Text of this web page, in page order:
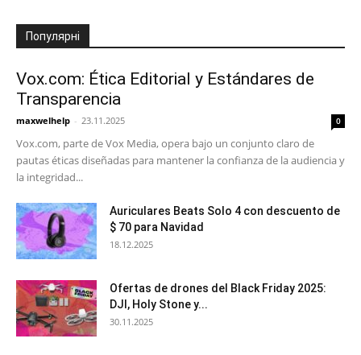
Популярні
Vox.com: Ética Editorial y Estándares de
Transparencia
maxwelhelp - 23.11.2025 0
Vox.com, parte de Vox Media, opera bajo un conjunto claro de
pautas éticas diseñadas para mantener la confianza de la audiencia y
la integridad...
Auriculares Beats Solo 4 con descuento de
$ 70 para Navidad
18.12.2025
Ofertas de drones del Black Friday 2025:
DJI, Holy Stone y...
30.11.2025